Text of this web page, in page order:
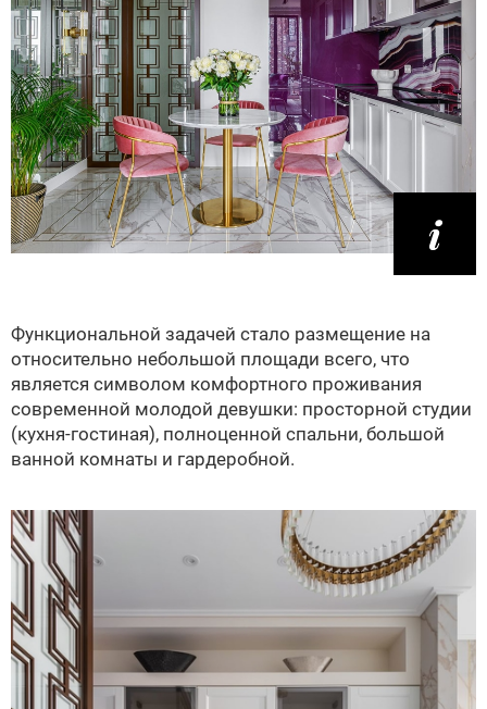
Функциональной задачей стало размещение на
относительно небольшой площади всего, что
является символом комфортного проживания
современной молодой девушки: просторной студии
(кухня-гостиная), полноценной спальни, большой
ванной комнаты и гардеробной.